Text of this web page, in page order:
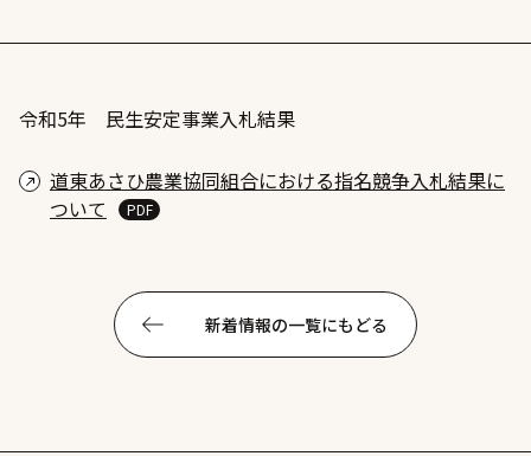
令和5年 民生安定事業入札結果
道東あさひ農業協同組合における指名競争入札結果に
ついて
新着情報の一覧にもどる